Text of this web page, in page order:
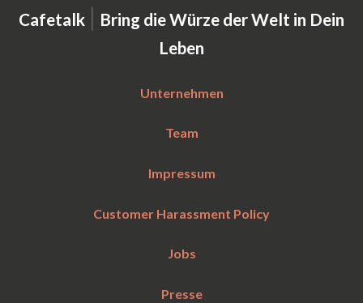
Cafetalk | Bring die Würze der Welt in Dein
Leben
Unternehmen
Team
Impressum
Customer Harassment Policy
Jobs
Presse